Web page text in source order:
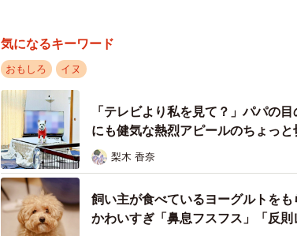
お正月にやって来た姉夫婦。アイリスちゃ
気になるキーワード
おもしろ イヌ
「テレビより私を見て？」パパの
にも健気な熱烈アピールのちょっと
梨木 香奈
飼い主が食べているヨーグルトを
かわいすぎ「鼻息フスフス」「反則